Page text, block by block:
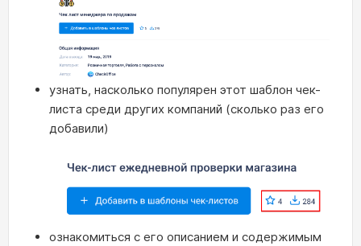
узнать, насколько популярен этот шаблон чек-
листа среди других компаний (сколько раз его
добавили)
ознакомиться с его описанием и содержимым